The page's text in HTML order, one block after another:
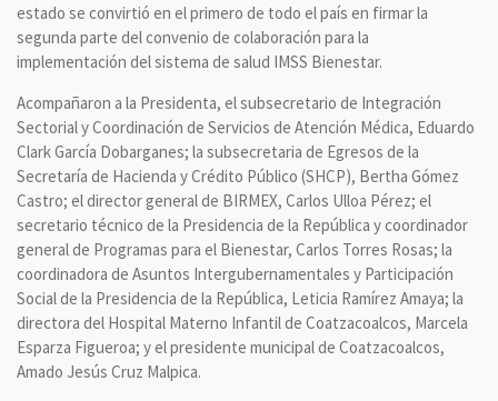
estado se convirtió en el primero de todo el país en firmar la
segunda parte del convenio de colaboración para la
implementación del sistema de salud IMSS Bienestar.
Acompañaron a la Presidenta, el subsecretario de Integración
Sectorial y Coordinación de Servicios de Atención Médica, Eduardo
Clark García Dobarganes; la subsecretaria de Egresos de la
Secretaría de Hacienda y Crédito Público (SHCP), Bertha Gómez
Castro; el director general de BIRMEX, Carlos Ulloa Pérez; el
secretario técnico de la Presidencia de la República y coordinador
general de Programas para el Bienestar, Carlos Torres Rosas; la
coordinadora de Asuntos Intergubernamentales y Participación
Social de la Presidencia de la República, Leticia Ramírez Amaya; la
directora del Hospital Materno Infantil de Coatzacoalcos, Marcela
Esparza Figueroa; y el presidente municipal de Coatzacoalcos,
Amado Jesús Cruz Malpica.